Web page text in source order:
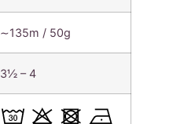
∼135m / 50g
3½ – 4